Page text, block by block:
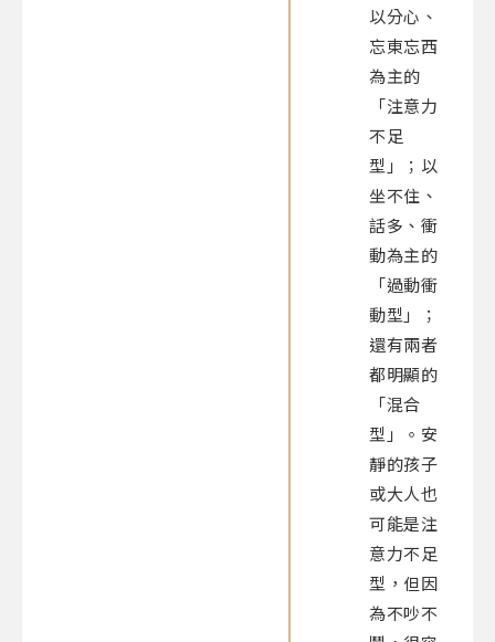
以分心、
忘東忘西
為主的
「注意力
不足
型」；以
坐不住、
話多、衝
動為主的
「過動衝
動型」；
還有兩者
都明顯的
「混合
型」。安
靜的孩子
或大人也
可能是注
意力不足
型，但因
為不吵不